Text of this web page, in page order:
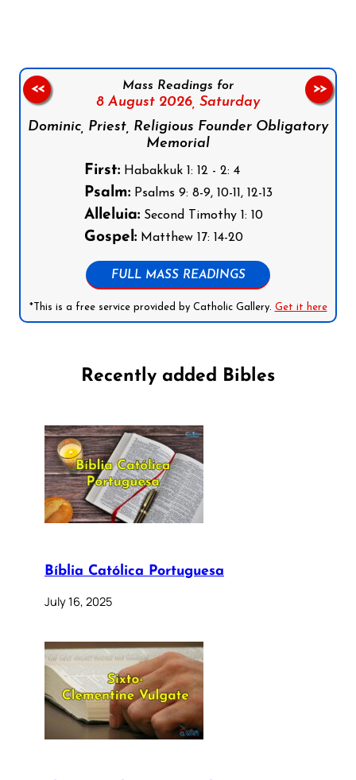
Mass Readings for
8 August 2026, Saturday
Dominic, Priest, Religious Founder Obligatory
Memorial
First:Habakkuk 1: 12 - 2: 4
Psalm:Psalms 9: 8-9, 10-11, 12-13
Alleluia:Second Timothy 1: 10
Gospel:Matthew 17: 14-20
FULL MASS READINGS
*This is a free service provided by Catholic Gallery. Get it here
<< >>
Recently added Bibles
Bíblia Católica Portuguesa
July 16, 2025